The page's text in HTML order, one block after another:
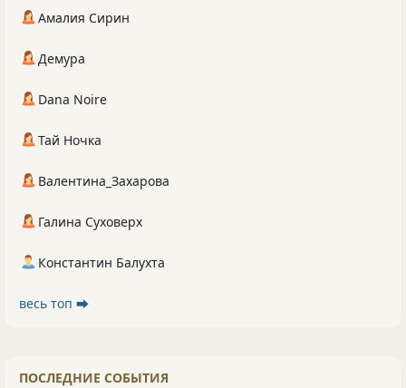
Амалия Сирин
Демура
Dana Noire
Тай Ночка
Валентина_Захарова
Галина Суховерх
Константин Балухта
весь топ ⮕
ПОСЛЕДНИЕ СОБЫТИЯ